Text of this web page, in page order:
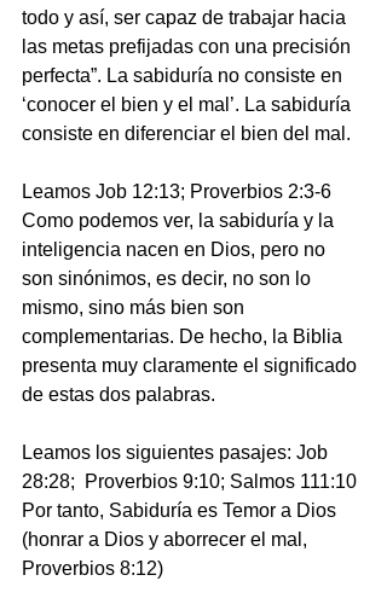
todo y así, ser capaz de trabajar hacia
las metas prefijadas con una precisión
perfecta”. La sabiduría no consiste en
‘conocer el bien y el mal’. La sabiduría
consiste en diferenciar el bien del mal.
Leamos Job 12:13; Proverbios 2:3-6
Como podemos ver, la sabiduría y la
inteligencia nacen en Dios, pero no
son sinónimos, es decir, no son lo
mismo, sino más bien son
complementarias. De hecho, la Biblia
presenta muy claramente el significado
de estas dos palabras.
Leamos los siguientes pasajes: Job
28:28;  Proverbios 9:10; Salmos 111:10
Por tanto, Sabiduría es Temor a Dios
(honrar a Dios y aborrecer el mal,
Proverbios 8:12)